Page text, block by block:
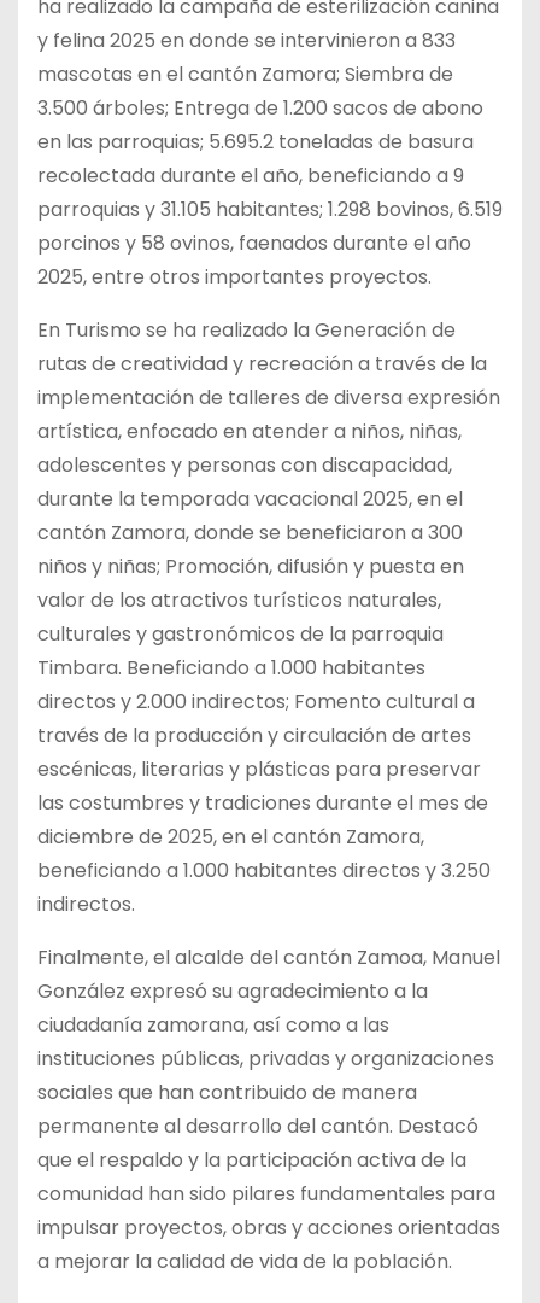
ha realizado la campaña de esterilización canina
y felina 2025 en donde se intervinieron a 833
mascotas en el cantón Zamora; Siembra de
3.500 árboles; Entrega de 1.200 sacos de abono
en las parroquias; 5.695.2 toneladas de basura
recolectada durante el año, beneficiando a 9
parroquias y 31.105 habitantes; 1.298 bovinos, 6.519
porcinos y 58 ovinos, faenados durante el año
2025, entre otros importantes proyectos.
En Turismo se ha realizado la Generación de
rutas de creatividad y recreación a través de la
implementación de talleres de diversa expresión
artística, enfocado en atender a niños, niñas,
adolescentes y personas con discapacidad,
durante la temporada vacacional 2025, en el
cantón Zamora, donde se beneficiaron a 300
niños y niñas; Promoción, difusión y puesta en
valor de los atractivos turísticos naturales,
culturales y gastronómicos de la parroquia
Timbara. Beneficiando a 1.000 habitantes
directos y 2.000 indirectos; Fomento cultural a
través de la producción y circulación de artes
escénicas, literarias y plásticas para preservar
las costumbres y tradiciones durante el mes de
diciembre de 2025, en el cantón Zamora,
beneficiando a 1.000 habitantes directos y 3.250
indirectos.
Finalmente, el alcalde del cantón Zamoa, Manuel
González expresó su agradecimiento a la
ciudadanía zamorana, así como a las
instituciones públicas, privadas y organizaciones
sociales que han contribuido de manera
permanente al desarrollo del cantón. Destacó
que el respaldo y la participación activa de la
comunidad han sido pilares fundamentales para
impulsar proyectos, obras y acciones orientadas
a mejorar la calidad de vida de la población.